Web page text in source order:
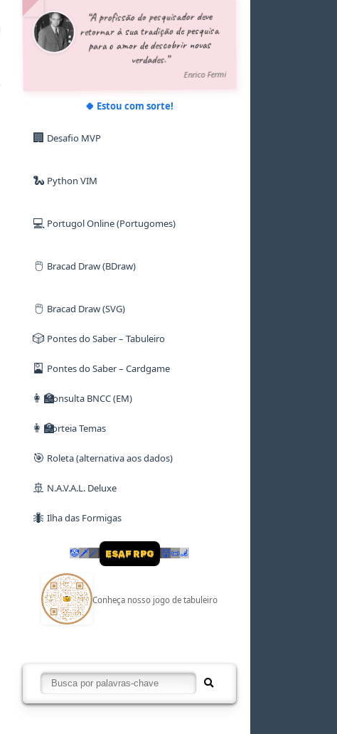
6
7
8
6
7
8
6
7
8
9
6
7
8
9
6
7
8
9
6
7
8
“A profissão do pesquisador deve
retornar à sua tradição de pesquisa
para o amor de descobrir novas
verdades.”
Enrico Fermi
🍀 Estou com sorte!
🏢 Desafio MVP
🐍 Python VIM
💻 Portugol Online (Portugomes)
🖱️ Bracad Draw (BDraw)
🖱️ Bracad Draw (SVG)
🎲 Pontes do Saber – Tabuleiro
🎴 Pontes do Saber – Cardgame
👩‍🏫Consulta BNCC (EM)
👩‍🏫Sorteia Temas
🎯 Roleta (alternativa aos dados)
🚢 N.A.V.A.L. Deluxe
🐜 Ilha das Formigas
🤡🗡🪄 ESAF RPG 👹📜🦼
Conheça nosso jogo de tabuleiro